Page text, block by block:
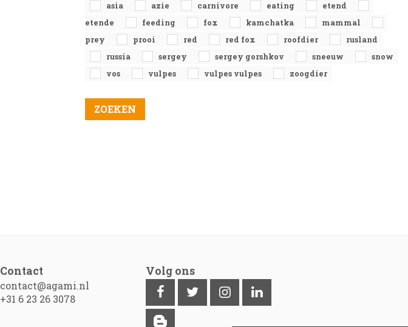
asia azie carnivore eating
etend
etende
feeding fox kamchatka
mammal
prey
prooi red red fox roofdier
rusland
russia
sergey sergey gorshkov sneeuw
snow
vos
vulpes vulpes vulpes zoogdier
Contact
contact@agami.nl
+31 6 23 26 3078
Volg ons